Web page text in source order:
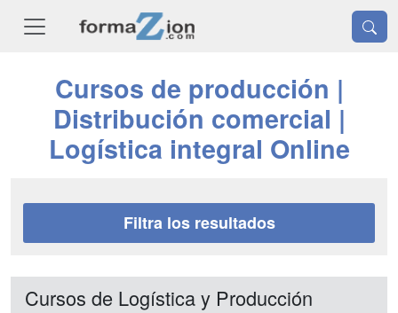
Cursos de producción |
Distribución comercial |
Logística integral Online
Filtra los resultados
Cursos de Logística y Producción